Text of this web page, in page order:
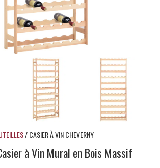
/CASIER À VIN CHEVERNY
à Vin Mural en Bois Massif